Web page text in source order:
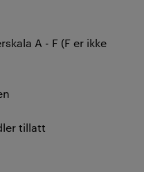
A - F (F er ikke
tillatt